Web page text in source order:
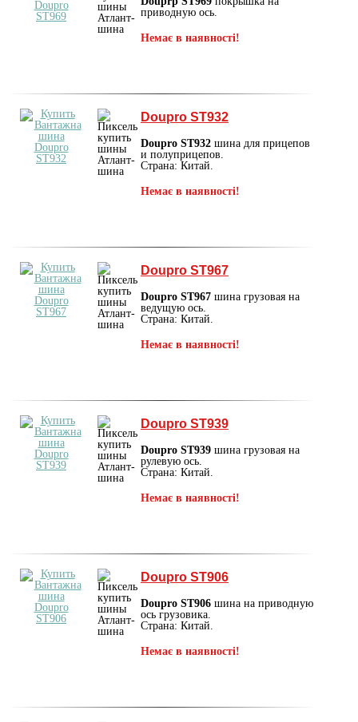
приводную ось.
Немає в наявності!
Doupro ST932
Doupro ST932 шина для прицепов
и полуприцепов.
Страна: Китай.
Немає в наявності!
Doupro ST967
Doupro ST967 шина грузовая на
ведущую ось.
Страна: Китай.
Немає в наявності!
Doupro ST939
Doupro ST939 шина грузовая на
рулевую ось.
Страна: Китай.
Немає в наявності!
Doupro ST906
Doupro ST906 шина на приводную
ось грузовика.
Страна: Китай.
Немає в наявності!